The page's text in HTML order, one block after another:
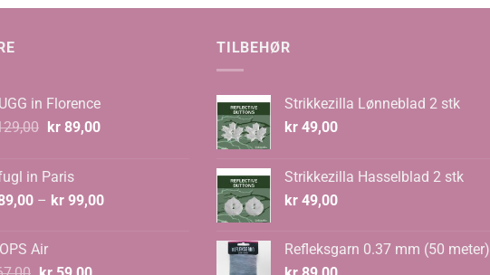
in Florence
Opprinnelig
kr 129,00.
kr89,00Nåværende
in Paris
– kr 99,00Prisområde:
Air
OpprinneligNåværende
TILBEHØR
Strikkezilla Lønneblad 2 stk
kr 49,00
Strikkezilla Hasselblad 2 stk
kr 49,00
Refleksgarn 0.37 mm (50 meter)